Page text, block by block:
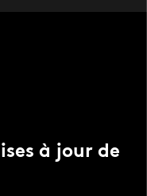
à jour de